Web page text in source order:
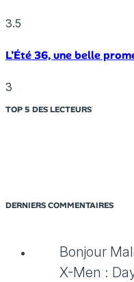
3.5
L’Été 36, une belle
3
TOP 5 DES LECTEURS
DERNIERS COMMENTAIRES
Bonjour
X-Men :